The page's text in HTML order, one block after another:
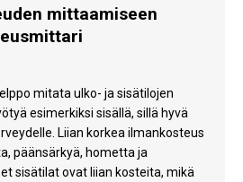
mittaamiseen
mitata ulko- ja sisätilojen
esimerkiksi sisällä, sillä hyvä
Liian korkea ilmankosteus
päänsärkyä, hometta ja
sisätilat ovat liian kosteita, mikä